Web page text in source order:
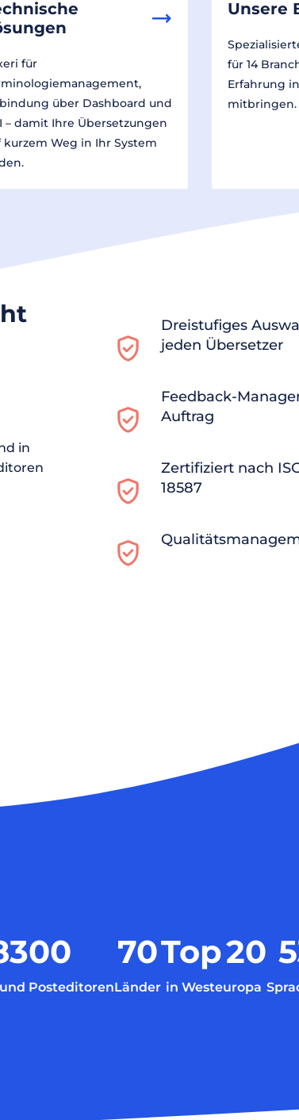
für
über Dashboard und
– damit Ihre Übersetzungen
kurzem Weg in Ihr System
Unsere
für 14
Erfahrung
mitbringen.
in
Dreistufiges
jeden Übersetzer
Feedback-
Auftrag
Zertifiziert nach
18587
Posteditoren
70
Länder
Top20
in Westeuropa